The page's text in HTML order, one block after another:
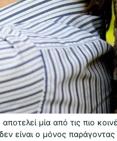
μία από τις πιο
είναι ο μόνος